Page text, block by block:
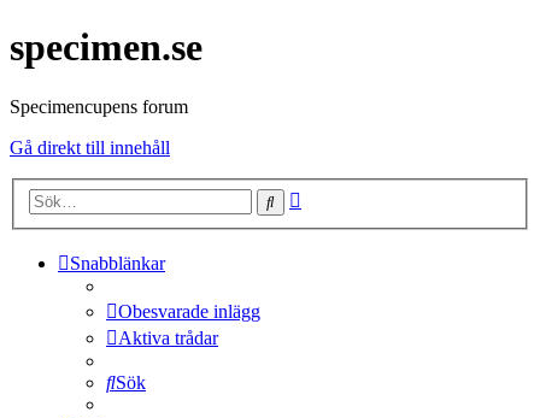
specimen.se
Specimencupens forum
Gå direkt till innehåll
Sök
Snabblänkar
Obesvarade inlägg
Aktiva trådar
Sök